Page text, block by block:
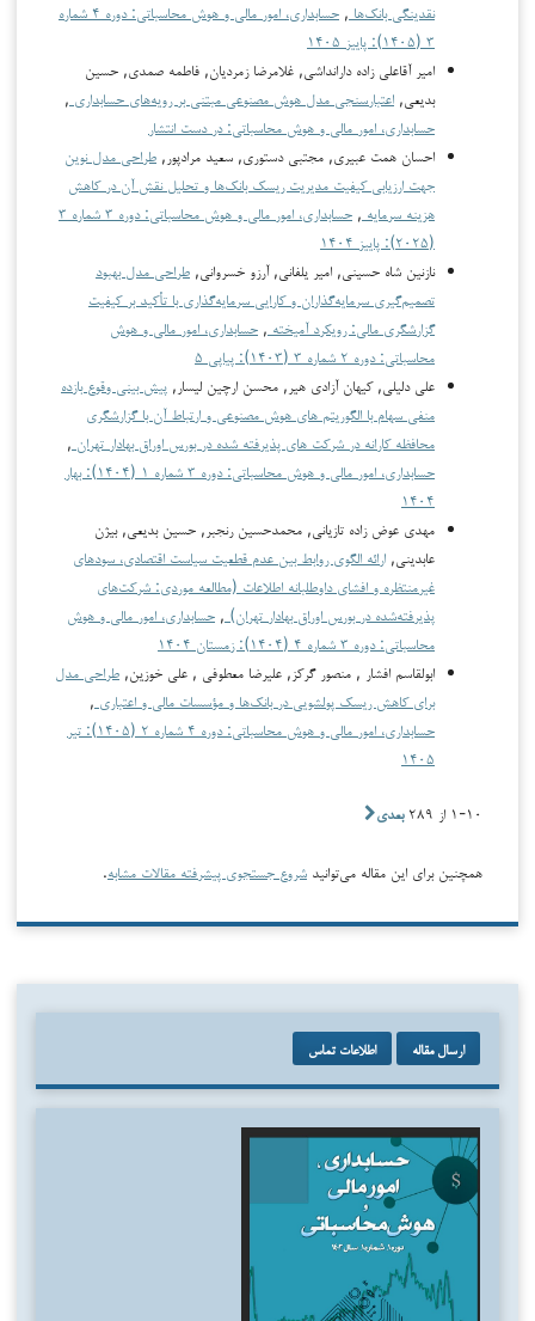
نقدینگی بانک‌ها ,
حسابداری، امور مالی و هوش محاسباتی: دوره ۴ شماره
۳ (۱۴۰۵): پاییز ۱۴۰۵
امیر آقاعلی زاده دارانداشی, غلامرضا زمردیان, فاطمه صمدی, حسین
بدیعی, اعتبارسنجی مدل هوش مصنوعی مبتنی بر رویه‌های حسابداری ,
حسابداری، امور مالی و هوش محاسباتی: در دست انتشار
احسان همت عبیری, مجتبی دستوری, سعید مرادپور, طراحی مدل نوین
جهت ارزیابی کیفیت مدیریت ریسک بانک‌ها و تحلیل نقش آن در کاهش
هزینه سرمایه ,
حسابداری، امور مالی و هوش محاسباتی: دوره ۳ شماره ۳
(۲۰۲۵): پاییز ۱۴۰۴
نازنین شاه حسینی, امیر یلفانی, آرزو خسروانی, طراحی مدل بهبود
تصمیم‌گیری سرمایه‌گذاران و کارایی سرمایه‌گذاری با تأکید بر کیفیت
گزارشگری مالی: رویکرد آمیخته , حسابداری، امور مالی و هوش
محاسباتی: دوره ۲ شماره ۳ (۱۴۰۳): پیاپی ۵
علی دلیلی, کیهان آزادی هیر, محسن ارچین لیسار, پیش بینی وقوع بازده
منفی سهام با الگوریتم های هوش مصنوعی و ارتباط آن با گزارشگری
محافظه کارانه در شرکت های پذیرفته شده در بورس اوراق بهادار تهران ,
حسابداری، امور مالی و هوش محاسباتی: دوره ۳ شماره ۱ (۱۴۰۴): بهار
۱۴۰۴
مهدی عوض زاده تازیانی, محمدحسین رنجبر, حسین بدیعی, بیژن
عابدینی, ارائه الگوی روابط بین عدم قطعیت سیاست اقتصادی، سودهای
غیرمنتظره و افشای داوطلبانه اطلاعات (مطالعه موردی: شرکت‌های
پذیرفته‌شده در بورس اوراق بهادار تهران) , حسابداری، امور مالی و هوش
محاسباتی: دوره ۳ شماره ۴ (۱۴۰۴): زمستان ۱۴۰۴
ابولقاسم افشار , منصور گرکز, علیرضا معطوفی , علی خوزین, طراحی مدل
برای کاهش ریسک پولشویی در بانک‌ها و مؤسسات مالی و اعتباری ,
حسابداری، امور مالی و هوش محاسباتی: دوره ۴ شماره ۲ (۱۴۰۵): تیر
۱۴۰۵
۱-۱۰ از ۲۸۹ بعدی
همچنین برای این مقاله می‌توانید شروع جستجوی پیشرفته مقالات مشابه.
ارسال مقاله اطلاعات تماس